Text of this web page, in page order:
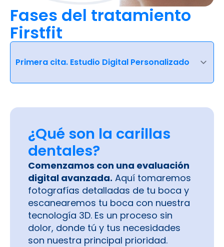
Fases del tratamiento
Firstfit
¿Qué son la carillas
dentales?
Comenzamos con una evaluación
digital avanzada. Aquí tomaremos
fotografías detalladas de tu boca y
escanearemos tu boca con nuestra
tecnología 3D. Es un proceso sin
dolor, donde tú y tus necesidades
son nuestra principal prioridad.